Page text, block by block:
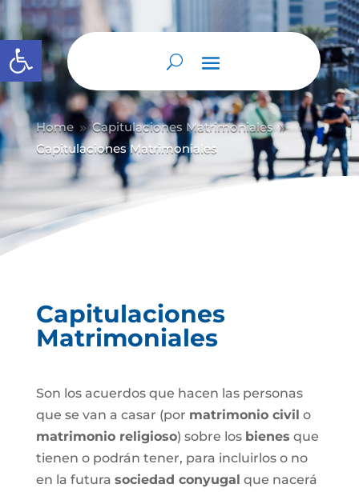
Abrir barra de herramientas
Home 9 Capitulaciones Matrimoniales 9
Capitulaciones Matrimoniales
Capitulaciones
Matrimoniales
Son los acuerdos que hacen las personas
que se van a casar (por matrimonio civil o
matrimonio religioso) sobre los bienes que
tienen o podrán tener, para incluirlos o no
en la futura sociedad conyugal que nacerá